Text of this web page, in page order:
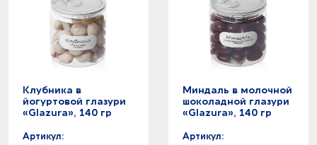
Клубника в
йогуртовой глазури
«Glazura», 140 гр
Артикул:
Миндаль в молочной
шоколадной глазури
«Glazura», 140 гр
Артикул: